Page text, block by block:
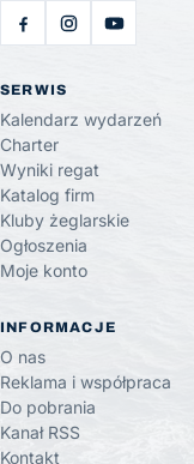
SERWIS
Kalendarz wydarzeń
Charter
Wyniki regat
Katalog firm
Kluby żeglarskie
Ogłoszenia
Moje konto
INFORMACJE
O nas
Reklama i współpraca
Do pobrania
Kanał RSS
Kontakt